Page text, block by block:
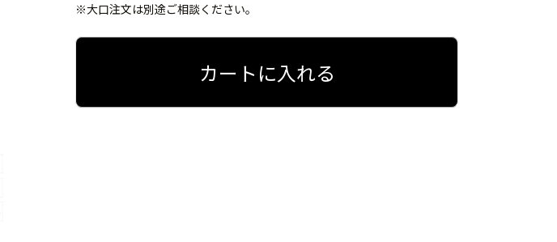
※大口注文は別途ご相談ください。
カートに入れる